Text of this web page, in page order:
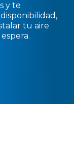
y te
tu aire